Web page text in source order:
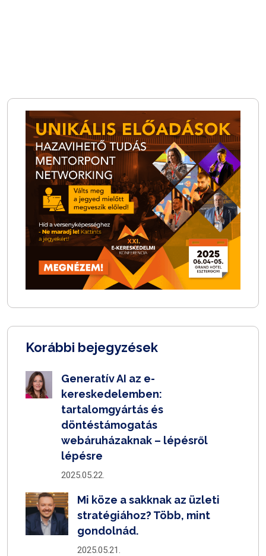
Korábbi bejegyzések
Generatív AI az e-
kereskedelemben:
tartalomgyártás és
döntéstámogatás
webáruházaknak – lépésről
lépésre
2025.05.22.
Mi köze a sakknak az üzleti
stratégiához? Több, mint
gondolnád.
2025.05.21.